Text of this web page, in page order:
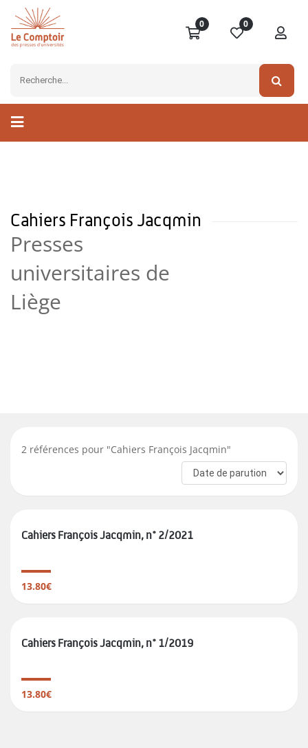
0 0
Cahiers François Jacqmin
Presses
universitaires de
Liège
2 références pour "Cahiers François Jacqmin"
Cahiers François Jacqmin, n° 2/2021
13.80€
Cahiers François Jacqmin, n° 1/2019
13.80€